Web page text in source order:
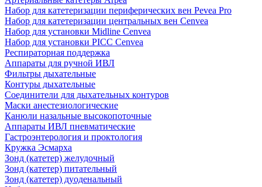
Набор для катетеризации периферических вен Pevea Pro
Набор для катетеризации центральных вен Cenvea
Набор для установки Midline Cenvea
Набор для установки PICC Cenvea
Респираторная поддержка
Аппараты для ручной ИВЛ
Фильтры дыхательные
Контуры дыхательные
Соединители для дыхательных контуров
Маски анестезиологические
Канюли назальные высокопоточные
Аппараты ИВЛ пневматические
Гастроэнтерология и проктология
Кружка Эсмарха
Зонд (катетер) желудочный
Зонд (катетер) питательный
Зонд (катетер) дуоденальный